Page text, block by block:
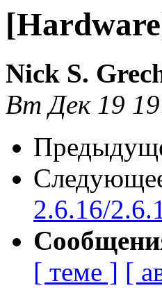
Nick S.
Вт Дек 19
2.6.16/
[ теме ] [